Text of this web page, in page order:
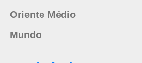
Oriente Médio
Mundo